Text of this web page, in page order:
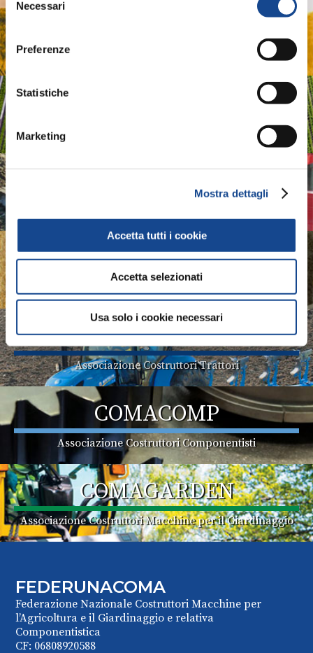
invitiamo a consultare la nostra
del
consenso
Necessari
Preferenze
Statistiche
Marketing
Mostra dettagli
Accetta tutti i cookie
Accetta selezionati
Usa solo i cookie necessari
Sistemi e Tecnologie Digitali per Macchine e Produzioni
Associazione Produttori Sistemi per l'Irrigazione
ASSOMAO
ASSOMASE
ASSOTRATTORI
Associazione Costruttori Trattori
COMACOMP
Associazione Costruttori Componentisti
COMAGARDEN
Associazione Costruttori Macchine per il Giardinaggio
FEDERUNACOMA
Federazione Nazionale Costruttori Macchine per
l’Agricoltura e il Giardinaggio e relativa
Componentistica
CF: 06808920588